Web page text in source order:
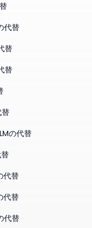
代替
替
替
の代替
代替
代替
代替